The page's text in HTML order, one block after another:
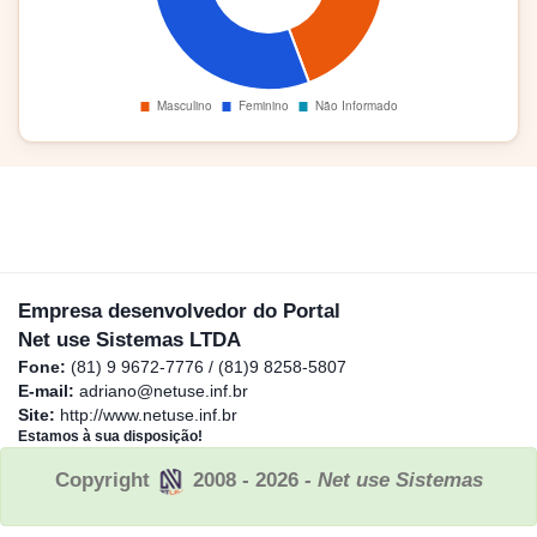
Empresa desenvolvedor do Portal
Net use Sistemas LTDA
Fone: (81) 9 9672-7776 / (81)9 8258-5807
E-mail: adriano@netuse.inf.br
Site: http://www.netuse.inf.br
Estamos à sua disposição!
Copyright 2008 - 2026 - Net use Sistemas